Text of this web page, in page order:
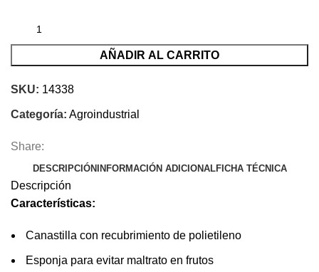
AÑADIR AL CARRITO
SKU: 14338
Categoría: Agroindustrial
Share:
DESCRIPCIÓN INFORMACIÓN ADICIONALFICHA TÉCNICA
Descripción
Características:
Canastilla con recubrimiento de polietileno
Esponja para evitar maltrato en frutos